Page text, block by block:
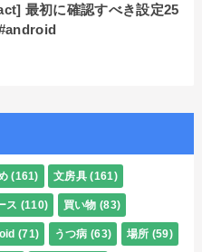
最初に確認すべき設定25
(161) 文房具 (161)
ス (110) 買い物 (83)
(71) うつ病 (63) 場所 (59)